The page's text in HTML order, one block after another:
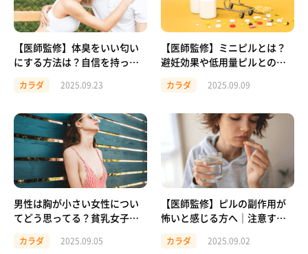
【医師監修】体臭をいい匂い
にする方法は？自信を持って
カラダ 2025.09.23
【医師監修】ミニピルとは？
避妊効果や低用量ピルとの違
説
カラダ 2025.09.09
男性は胸が小さい女性につい
てどう思ってる？貧乳女子の
カラダ 2025.09.05
【医師監修】ピルの副作用が
怖いと感じる方へ｜注意する
を解説
カラダ 2025.09.02